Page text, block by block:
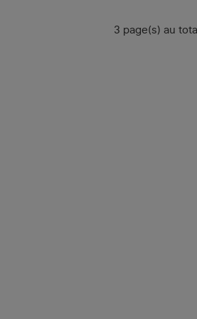
3 page(s) au